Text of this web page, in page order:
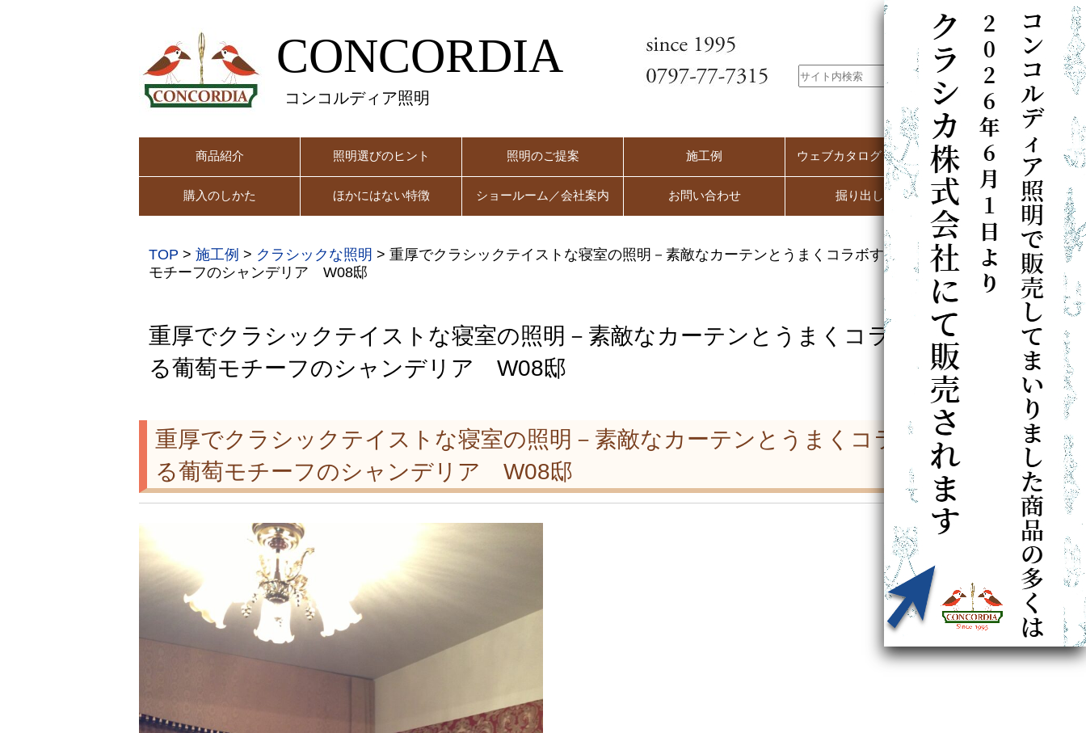
CONCORDIA
コンコルディア照明
商品紹介 照明選びのヒント 照明のご提案 施工例 ウェブカタログ（PC用）
購入のしかた ほかにはない特徴 ショールーム／会社案内 お問い合わせ 掘り出し市
TOP > 施工例 > クラシックな照明 > 重厚でクラシックテイストな寝室の照明－素敵なカーテンとうまくコラボする葡萄
モチーフのシャンデリア W08邸
重厚でクラシックテイストな寝室の照明－素敵なカーテンとうまくコラボす
る葡萄モチーフのシャンデリア W08邸
重厚でクラシックテイストな寝室の照明－素敵なカーテンとうまくコラボす
る葡萄モチーフのシャンデリア W08邸